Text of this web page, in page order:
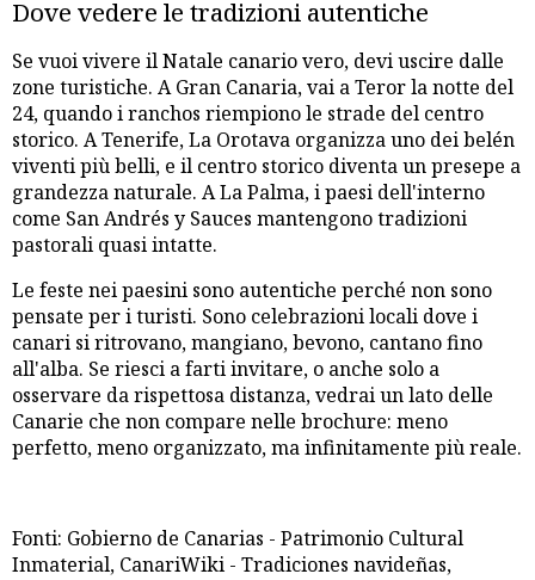
Dove vedere le tradizioni autentiche
Se vuoi vivere il Natale canario vero, devi uscire dalle
zone turistiche. A Gran Canaria, vai a Teror la notte del
24, quando i ranchos riempiono le strade del centro
storico. A Tenerife, La Orotava organizza uno dei belén
viventi più belli, e il centro storico diventa un presepe a
grandezza naturale. A La Palma, i paesi dell'interno
come San Andrés y Sauces mantengono tradizioni
pastorali quasi intatte.
Le feste nei paesini sono autentiche perché non sono
pensate per i turisti. Sono celebrazioni locali dove i
canari si ritrovano, mangiano, bevono, cantano fino
all'alba. Se riesci a farti invitare, o anche solo a
osservare da rispettosa distanza, vedrai un lato delle
Canarie che non compare nelle brochure: meno
perfetto, meno organizzato, ma infinitamente più reale.
Fonti: Gobierno de Canarias - Patrimonio Cultural
Inmaterial, CanariWiki - Tradiciones navideñas,